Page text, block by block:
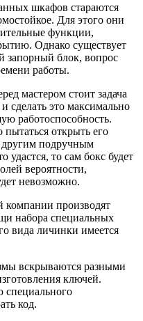
шкафов стараются
Для этого они
функции,
Однако существует
запорный блок, вопрос
работы.
мастером стоит задача
сделать это максимально
работоспособность.
пытаться открыть его
другим подручным
то сам бокс будет
вероятности,
невозможно.
компании производят
набора специальных
вида личинки имеется
вскрываются разными
ключей.
код.